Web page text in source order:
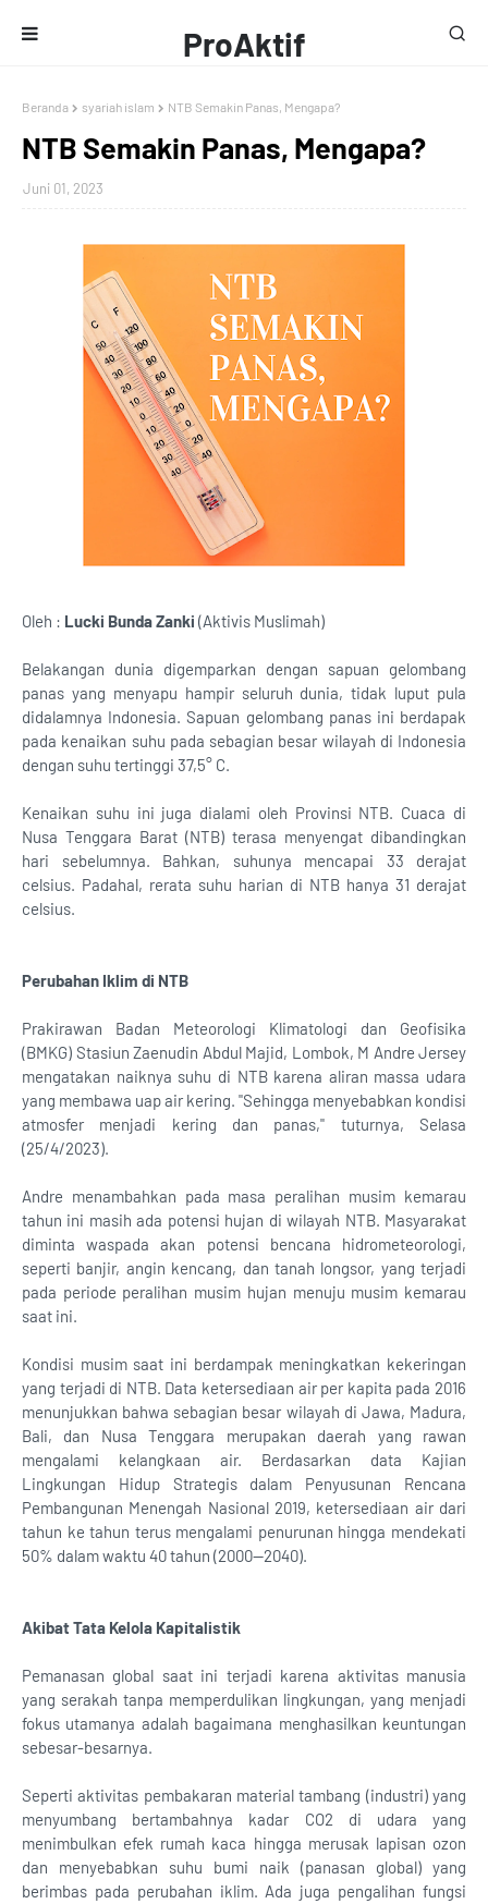
ProAktif
Media
Beranda syariah islam NTB Semakin Panas, Mengapa?
NTB Semakin Panas, Mengapa?
Juni 01, 2023
Oleh : Lucki Bunda Zanki (Aktivis Muslimah)
Belakangan dunia digemparkan dengan sapuan gelombang
panas yang menyapu hampir seluruh dunia, tidak luput pula
didalamnya Indonesia. Sapuan gelombang panas ini berdapak
pada kenaikan suhu pada sebagian besar wilayah di Indonesia
dengan suhu tertinggi 37,5° C.
Kenaikan suhu ini juga dialami oleh Provinsi NTB. Cuaca di
Nusa Tenggara Barat (NTB) terasa menyengat dibandingkan
hari sebelumnya. Bahkan, suhunya mencapai 33 derajat
celsius. Padahal, rerata suhu harian di NTB hanya 31 derajat
celsius.
Perubahan Iklim di NTB
Prakirawan Badan Meteorologi Klimatologi dan Geofisika
(BMKG) Stasiun Zaenudin Abdul Majid, Lombok, M Andre Jersey
mengatakan naiknya suhu di NTB karena aliran massa udara
yang membawa uap air kering. "Sehingga menyebabkan kondisi
atmosfer menjadi kering dan panas," tuturnya, Selasa
(25/4/2023).
Andre menambahkan pada masa peralihan musim kemarau
tahun ini masih ada potensi hujan di wilayah NTB. Masyarakat
diminta waspada akan potensi bencana hidrometeorologi,
seperti banjir, angin kencang, dan tanah longsor, yang terjadi
pada periode peralihan musim hujan menuju musim kemarau
saat ini.
Kondisi musim saat ini berdampak meningkatkan kekeringan
yang terjadi di NTB. Data ketersediaan air per kapita pada 2016
menunjukkan bahwa sebagian besar wilayah di Jawa, Madura,
Bali, dan Nusa Tenggara merupakan daerah yang rawan
mengalami kelangkaan air. Berdasarkan data Kajian
Lingkungan Hidup Strategis dalam Penyusunan Rencana
Pembangunan Menengah Nasional 2019, ketersediaan air dari
tahun ke tahun terus mengalami penurunan hingga mendekati
50% dalam waktu 40 tahun (2000—2040).
Akibat Tata Kelola Kapitalistik
Pemanasan global saat ini terjadi karena aktivitas manusia
yang serakah tanpa memperdulikan lingkungan, yang menjadi
fokus utamanya adalah bagaimana menghasilkan keuntungan
sebesar-besarnya.
Seperti aktivitas pembakaran material tambang (industri) yang
menyumbang bertambahnya kadar CO2 di udara yang
menimbulkan efek rumah kaca hingga merusak lapisan ozon
dan menyebabkan suhu bumi naik (panasan global) yang
berimbas pada perubahan iklim. Ada juga pengalihan fungsi